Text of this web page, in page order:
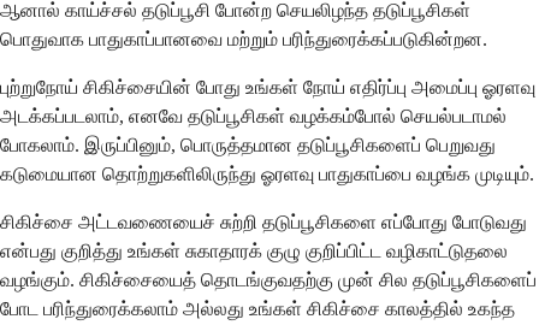
ஆனால் காய்ச்சல் தடுப்பூசி போன்ற செயலிழந்த தடுப்பூசிகள்
பொதுவாக பாதுகாப்பானவை மற்றும் பரிந்துரைக்கப்படுகின்றன.
புற்றுநோய் சிகிச்சையின் போது உங்கள் நோய் எதிர்ப்பு அமைப்பு ஓரளவு
அடக்கப்படலாம், எனவே தடுப்பூசிகள் வழக்கம்போல் செயல்படாமல்
போகலாம். இருப்பினும், பொருத்தமான தடுப்பூசிகளைப் பெறுவது
கடுமையான தொற்றுகளிலிருந்து ஓரளவு பாதுகாப்பை வழங்க முடியும்.
சிகிச்சை அட்டவணையைச் சுற்றி தடுப்பூசிகளை எப்போது போடுவது
என்பது குறித்து உங்கள் சுகாதாரக் குழு குறிப்பிட்ட வழிகாட்டுதலை
வழங்கும். சிகிச்சையைத் தொடங்குவதற்கு முன் சில தடுப்பூசிகளைப்
போட பரிந்துரைக்கலாம் அல்லது உங்கள் சிகிச்சை காலத்தில் உகந்த